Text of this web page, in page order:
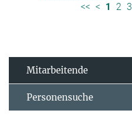
<< < 1 2 3
Mitarbeitende
Personensuche